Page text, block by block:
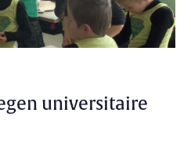
universitaire